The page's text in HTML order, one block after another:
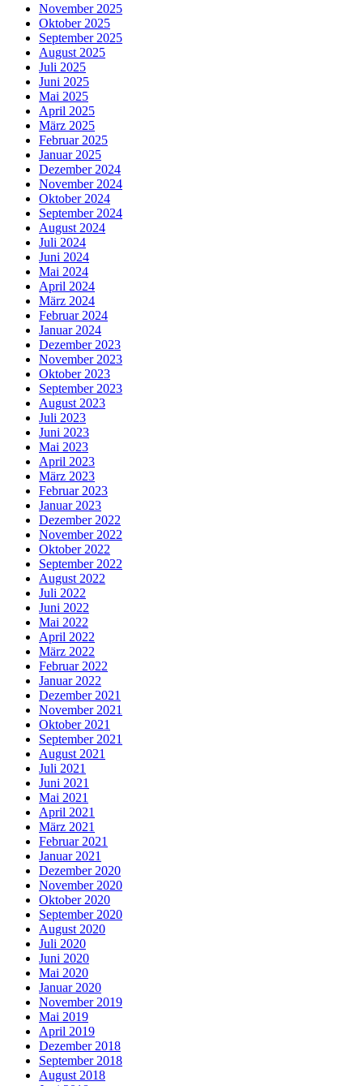
November 2025
Oktober 2025
September 2025
August 2025
Juli 2025
Juni 2025
Mai 2025
April 2025
März 2025
Februar 2025
Januar 2025
Dezember 2024
November 2024
Oktober 2024
September 2024
August 2024
Juli 2024
Juni 2024
Mai 2024
April 2024
März 2024
Februar 2024
Januar 2024
Dezember 2023
November 2023
Oktober 2023
September 2023
August 2023
Juli 2023
Juni 2023
Mai 2023
April 2023
März 2023
Februar 2023
Januar 2023
Dezember 2022
November 2022
Oktober 2022
September 2022
August 2022
Juli 2022
Juni 2022
Mai 2022
April 2022
März 2022
Februar 2022
Januar 2022
Dezember 2021
November 2021
Oktober 2021
September 2021
August 2021
Juli 2021
Juni 2021
Mai 2021
April 2021
März 2021
Februar 2021
Januar 2021
Dezember 2020
November 2020
Oktober 2020
September 2020
August 2020
Juli 2020
Juni 2020
Mai 2020
Januar 2020
November 2019
Mai 2019
April 2019
Dezember 2018
September 2018
August 2018